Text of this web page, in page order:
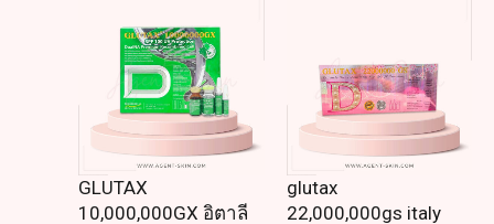
GLUTAX
10,000,000GX อิตาลี
glutax
22,000,000gs italy